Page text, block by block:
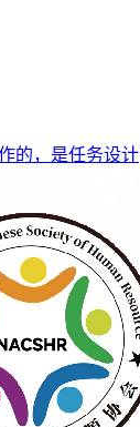
的，是任务设计